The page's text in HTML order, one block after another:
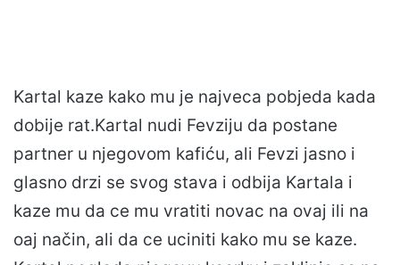
Kartal kaze kako mu je najveca pobjeda kada
dobije rat.Kartal nudi Fevziju da postane
partner u njegovom kafiću, ali Fevzi jasno i
glasno drzi se svog stava i odbija Kartala i
kaze mu da ce mu vratiti novac na ovaj ili na
oaj način, ali da ce uciniti kako mu se kaze.